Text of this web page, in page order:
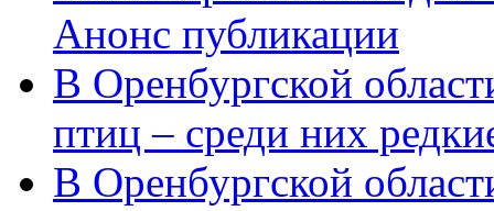
Анонс публикации
В Оренбургской
птиц – среди них
В Оренбургской